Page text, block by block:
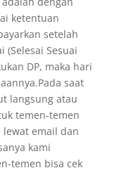
ketentuan
setelah
(Selesai Sesuai
DP, maka hari
saat
langsung atau
temen-temen
email dan
kami
temen bisa cek